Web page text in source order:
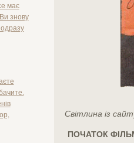
має
знову
Світлина із
ПОЧАТОК